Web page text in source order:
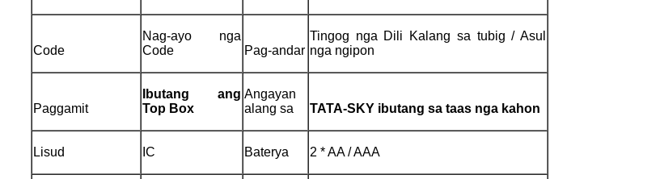
Code
Nag-ayo nga
Code
Pag-andar
Tingog nga Dili Kalang sa tubig / Asul
nga ngipon
Paggamit
Ibutang ang
Top Box
Angayan
alang sa
TATA-SKY ibutang sa taas nga kahon
Lisud IC Baterya 2 * AA / AAA